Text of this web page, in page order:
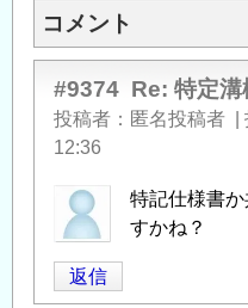
コメント
#9374 Re: 特定
投稿者 匿名投稿者
12:36
特記仕様書
すかね？
返信